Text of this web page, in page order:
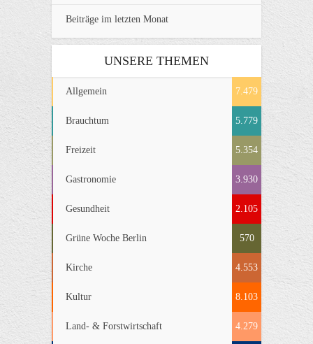
Beiträge im letzten Monat
UNSERE THEMEN
Allgemein 7.479
Brauchtum 5.779
Freizeit 5.354
Gastronomie 3.930
Gesundheit 2.105
Grüne Woche Berlin 570
Kirche 4.553
Kultur 8.103
Land- & Forstwirtschaft 4.279